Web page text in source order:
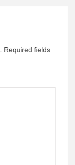
Required fields